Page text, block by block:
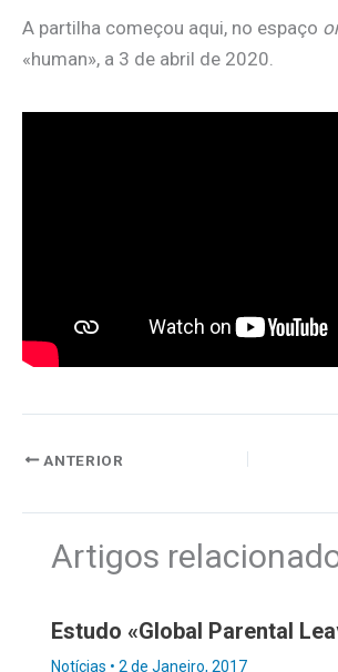
A partilha começou aqui, no espaço
«human», a 3 de abril de 2020.
ANTERIOR
Artigos
Estudo «Global Parental
Notícias • 2 de Janeiro, 2017